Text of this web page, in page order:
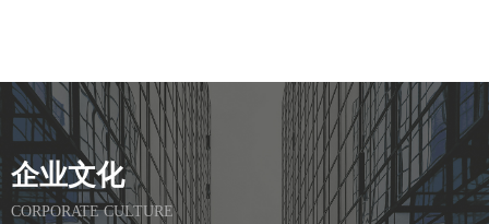
企业文化
CORPORATE CULTURE